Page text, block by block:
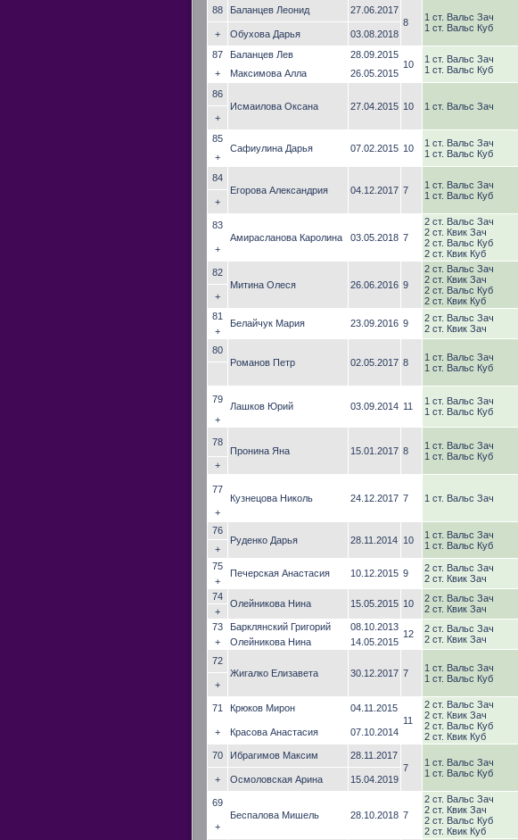
88 Баланцев Леонид
27.06.2017
8
1 ст. Вальс Зач
1 ст. Вальс Куб
+ Обухова Дарья 03.08.2018
87
Баланцев Лев
28.09.2015
10
1 ст. Вальс Зач
1 ст. Вальс Куб
+
Максимова Алла 26.05.2015
86
Исмаилова Оксана
27.04.2015 10 1 ст. Вальс Зач
+
85
Сафиулина Дарья
07.02.2015 10
1 ст. Вальс Зач
1 ст. Вальс Куб
+
84
Егорова Александрия
04.12.2017 7
1 ст. Вальс Зач
1 ст. Вальс Куб
+
83
Амирасланова Каролина
03.05.2018 7
2 ст. Вальс Зач
2 ст. Квик Зач
2 ст. Вальс Куб
2 ст. Квик Куб
+
82
Митина Олеся
26.06.2016 9
2 ст. Вальс Зач
2 ст. Квик Зач
2 ст. Вальс Куб
2 ст. Квик Куб
+
81
Белайчук Мария 23.09.2016 9
2 ст. Вальс Зач
2 ст. Квик Зач
+
80
Романов Петр
02.05.2017 8
1 ст. Вальс Зач
1 ст. Вальс Куб
79
Лашков Юрий 03.09.2014 11
1 ст. Вальс Зач
1 ст. Вальс Куб
+
78
Пронина Яна
15.01.2017 8
1 ст. Вальс Зач
1 ст. Вальс Куб
+
77
Кузнецова Николь
24.12.2017 7 1 ст. Вальс Зач
+
76
Руденко Дарья
28.11.2014 10
1 ст. Вальс Зач
1 ст. Вальс Куб
+
75
Печерская Анастасия 10.12.2015 9
2 ст. Вальс Зач
2 ст. Квик Зач
+
74
Олейникова Нина 15.05.2015 10
2 ст. Вальс Зач
2 ст. Квик Зач
+
73
Барклянский Григорий 08.10.2013
12
2 ст. Вальс Зач
2 ст. Квик Зач
+
Олейникова Нина 14.05.2015
72
Жигалко Елизавета
30.12.2017 7
1 ст. Вальс Зач
1 ст. Вальс Куб
+
71 Крюков Мирон
04.11.2015
11
2 ст. Вальс Зач
2 ст. Квик Зач
2 ст. Вальс Куб
2 ст. Квик Куб
+ Красова Анастасия 07.10.2014
70 Ибрагимов Максим
28.11.2017
7
1 ст. Вальс Зач
1 ст. Вальс Куб
+ Осмоловская Арина 15.04.2019
69
Беспалова Мишель
28.10.2018 7
2 ст. Вальс Зач
2 ст. Квик Зач
2 ст. Вальс Куб
2 ст. Квик Куб
+